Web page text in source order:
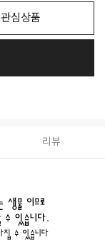
관심상품
리뷰